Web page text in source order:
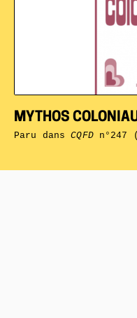
MYTHOS
Paru dansCQFDn°247